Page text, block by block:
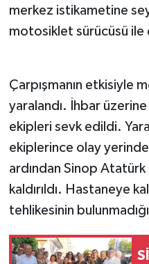
merkez istikametine
motosiklet sürücüsü ile
Çarpışmanın etkisiyle
yaralandı. İhbar
ekipleri sevk edildi.
ekiplerince olay yerinde
ardından Sinop
kaldırıldı. Hastaneye
tehlikesinin